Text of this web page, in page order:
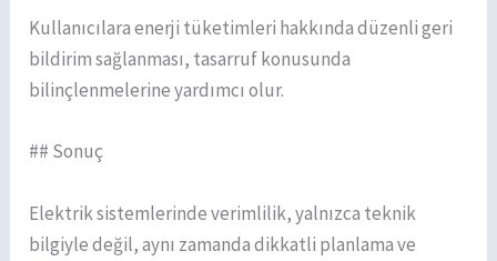
Kullanıcılara enerji tüketimleri hakkında düzenli geri
bildirim sağlanması, tasarruf konusunda
bilinçlenmelerine yardımcı olur.
## Sonuç
Elektrik sistemlerinde verimlilik, yalnızca teknik
bilgiyle değil, aynı zamanda dikkatli planlama ve